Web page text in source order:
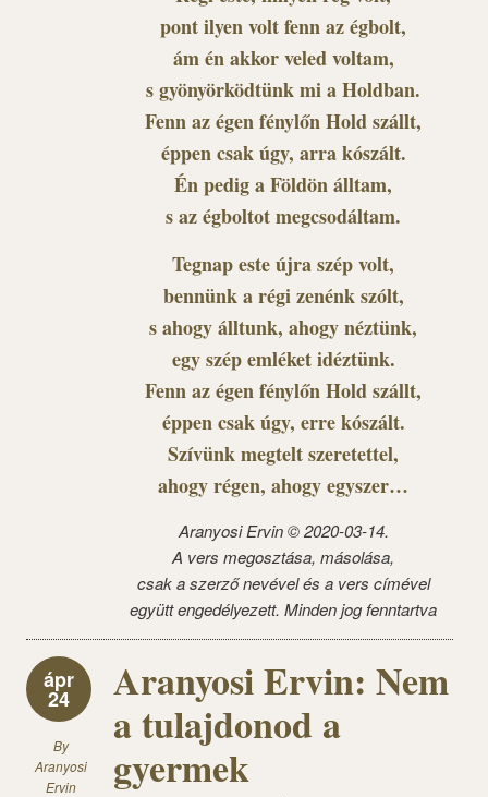
pont ilyen volt fenn az égbolt,
ám én akkor veled voltam,
s gyönyörködtünk mi a Holdban.
Fenn az égen fénylőn Hold szállt,
éppen csak úgy, arra kószált.
Én pedig a Földön álltam,
s az égboltot megcsodáltam.
Tegnap este újra szép volt,
bennünk a régi zenénk szólt,
s ahogy álltunk, ahogy néztünk,
egy szép emléket idéztünk.
Fenn az égen fénylőn Hold szállt,
éppen csak úgy, erre kószált.
Szívünk megtelt szeretettel,
ahogy régen, ahogy egyszer…
Aranyosi Ervin © 2020-03-14.
A vers megosztása, másolása,
csak a szerző nevével és a vers címével
együtt engedélyezett. Minden jog fenntartva
ápr
24
By
Aranyosi
Ervin
Aranyosi Ervin: Nem
a tulajdonod a
gyermek